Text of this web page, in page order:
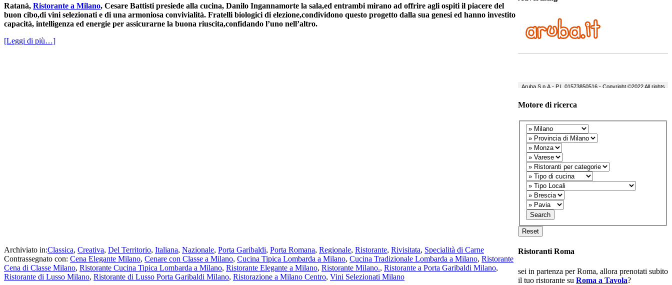
Ratanà, Ristorante a Milano, Cesare Battisti presiede alla cucina, Danilo Ingannamorte la sala,ed entrambi mirano ad offrire agli ospiti il piacere del
buon cibo,di vini selezionati e di una armoniosa convivialità. Fratelli biologici di elezione,condividono questo progetto dalla sua genesi ed hanno investito
capacità, intelligenza ed energie per assicurarne la buona riuscita,confidando l’uno nell’altro.
[Leggi di più…]
Archiviato in:Classica, Creativa, Del Territorio, Italiana, Nazionale, Porta Garibaldi, Porta Romana, Regionale, Ristorante, Rivisitata, Specialità di Carne
Contrassegnato con: Cena Elegante Milano, Cenare con Classe a Milano, Cucina Tipica Lombarda a Milano, Cucina Tradizionale Lombarda a Milano, Ristorante
Cena di Classe Milano, Ristorante Cucina Tipica Lombarda a Milano, Ristorante Elegante a Milano, Ristorante Milano., Ristorante a Porta Garibaldi Milano,
Ristorante di Lusso Milano, Ristorante di Lusso Porta Garibaldi Milano, Ristorazione a Milano Centro, Vini Selezionati Milano
Motore di ricerca
Ristoranti Roma
sei in partenza per Roma, allora prenotati subito
il tuo ristorante su Roma a Tavola?